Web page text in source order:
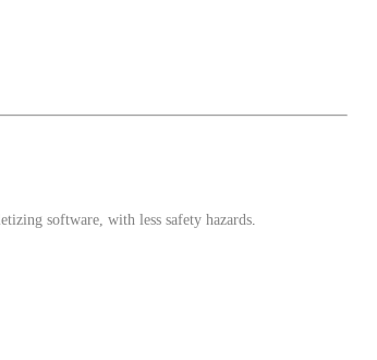
software, with less safety hazards.